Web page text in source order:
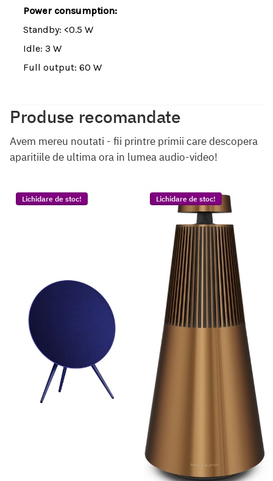
Power consumption:
Standby: <0.5 W
Idle: 3 W
Full output: 60 W
Produse recomandate
Avem mereu noutati - fii printre primii care descopera
aparitiile de ultima ora in lumea audio-video!
Lichidare de stoc! Lichidare de stoc!